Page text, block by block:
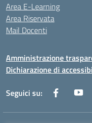
Area E-Learning
Area Riservata
Mail Docenti
Amministrazione
Dichiarazione di
Seguici su: